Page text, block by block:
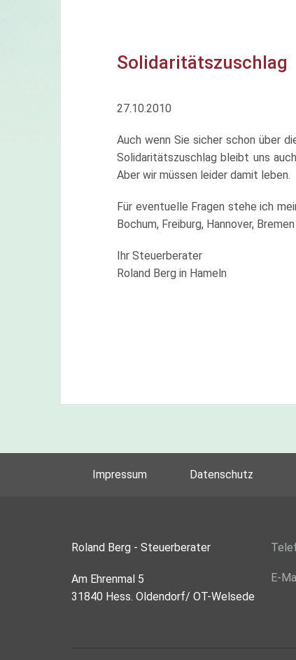
Solidaritätszuschlag
27.10.2010
Auch wenn Sie sicher schon über
Solidaritätszuschlag bleibt uns
Aber wir müssen leider damit leben.
Für eventuelle Fragen stehe ich
Bochum, Freiburg, Hannover,
Ihr Steuerberater
Roland Berg in Hameln
Impressum Datenschutz
Roland Berg - Steuerberater
Am Ehrenmal 5
31840 Hess. Oldendorf/ OT-Welsede
E-